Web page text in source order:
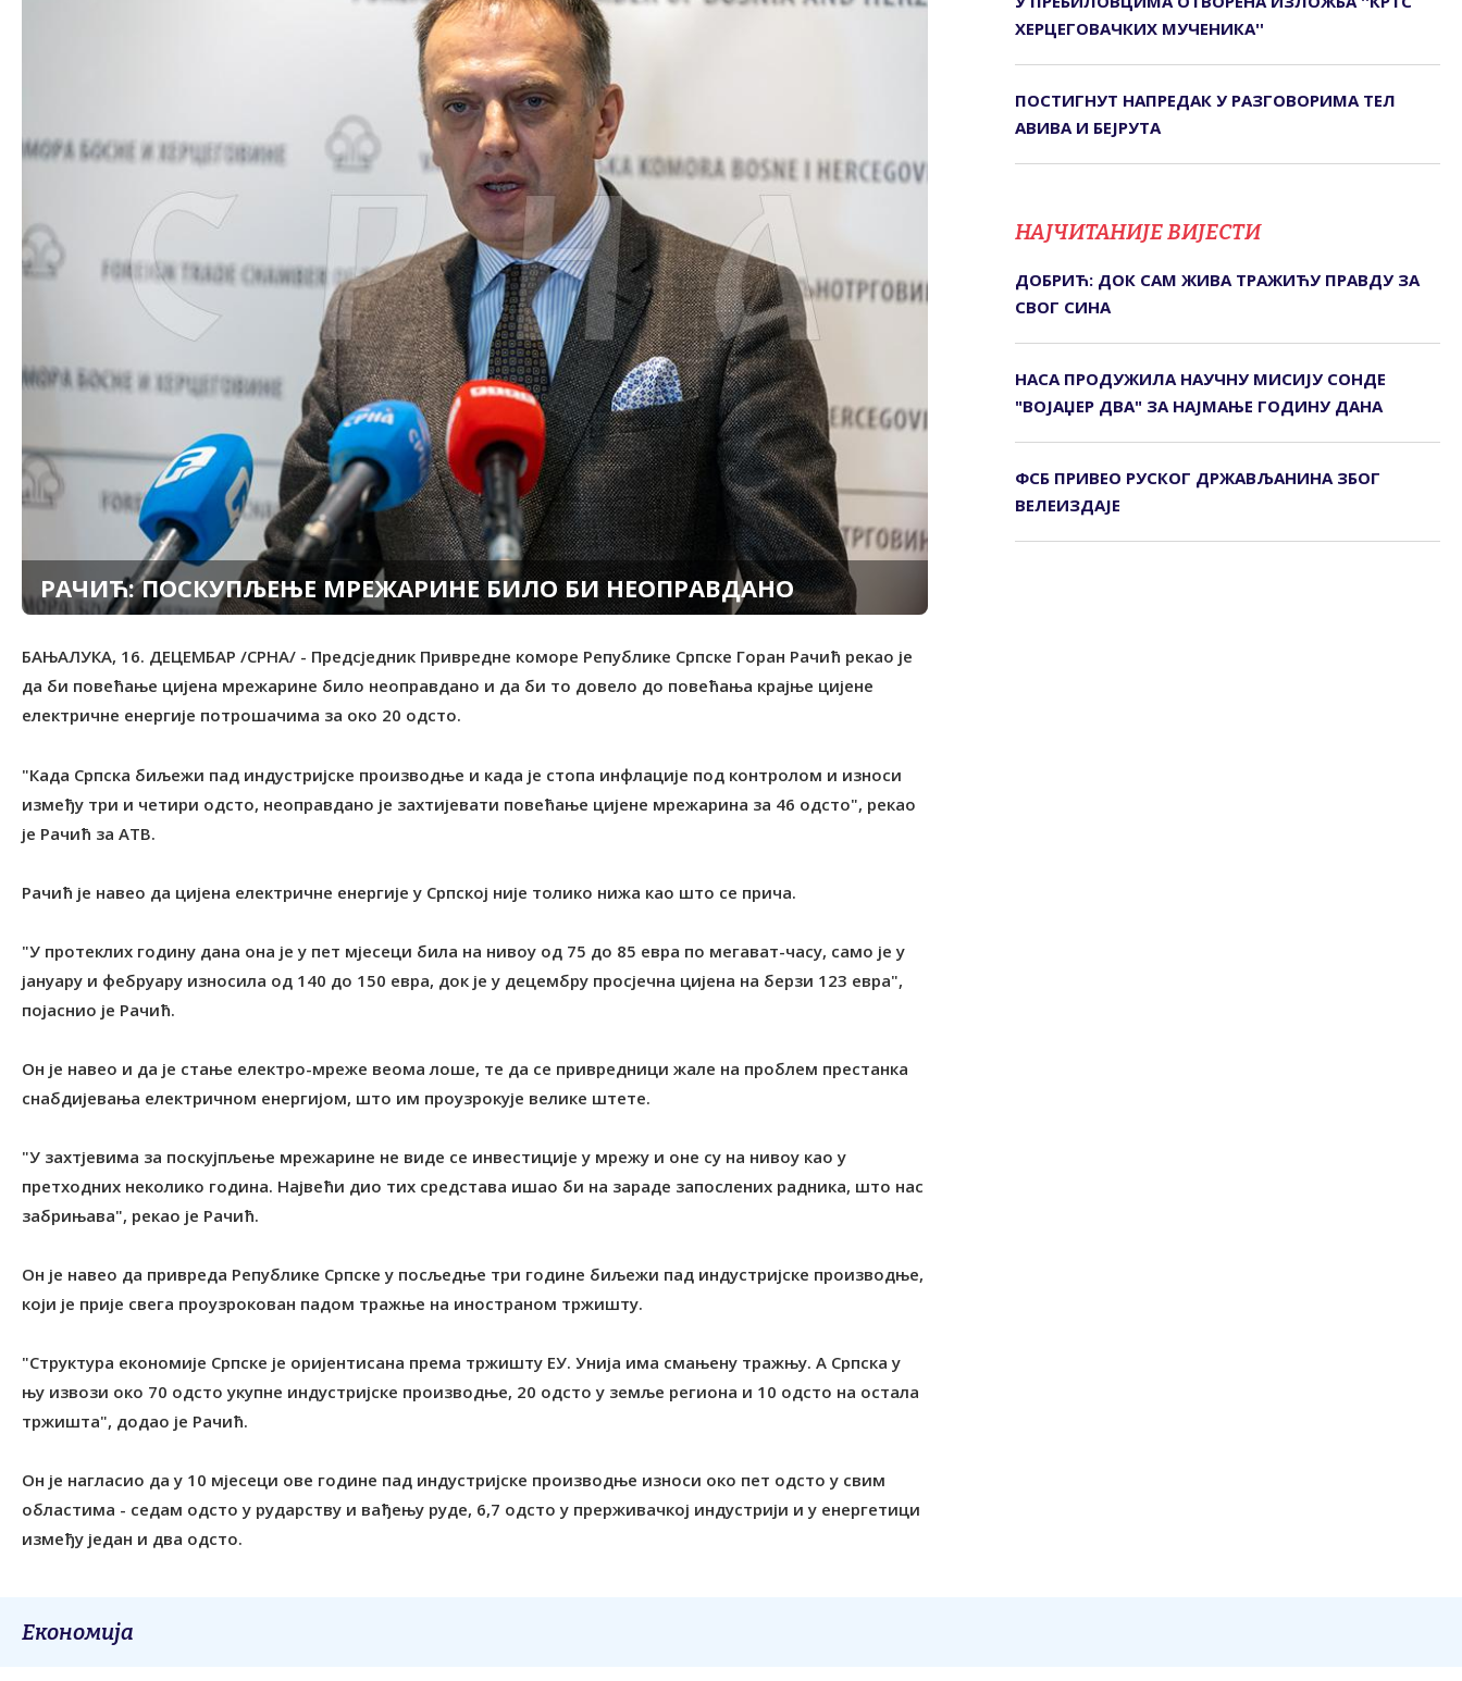
РАЧИЋ: ПОСКУПЉЕЊЕ МРЕЖАРИНЕ БИЛО БИ НЕОПРАВДАНО
БАЊАЛУКА, 16. ДЕЦЕМБАР /СРНА/ - Предсједник Привредне коморе Републике Српске Горан Рачић рекао је
да би повећање цијена мрежарине било неоправдано и да би то довело до повећања крајње цијене
електричне енергије потрошачима за око 20 одсто.
"Када Српска биљежи пад индустријске производње и када је стопа инфлације под контролом и износи
између три и четири одсто, неоправдано је захтијевати повећање цијене мрежарина за 46 одсто", рекао
је Рачић за АТВ.
Рачић је навео да цијена електричне енергије у Српској није толико нижа као што се прича.
"У протеклих годину дана она је у пет мјесеци била на нивоу од 75 до 85 евра по мегават-часу, само је у
јануару и фебруару износила од 140 до 150 евра, док је у децембру просјечна цијена на берзи 123 евра",
појаснио је Рачић.
Он је навео и да је стање електро-мреже веома лоше, те да се привредници жале на проблем престанка
снабдијевања електричном енергијом, што им проузрокује велике штете.
"У захтјевима за поскујпљење мрежарине не виде се инвестиције у мрежу и оне су на нивоу као у
претходних неколико година. Највећи дио тих средстава ишао би на зараде запослених радника, што нас
забрињава", рекао је Рачић.
Он је навео да привреда Републике Српске у посљедње три године биљежи пад индустријске производње,
који је прије свега проузрокован падом тражње на иностраном тржишту.
"Структура економије Српске је оријентисана према тржишту ЕУ. Унија има смањену тражњу. А Српска у
њу извози око 70 одсто укупне индустријске производње, 20 одсто у земље региона и 10 одсто на остала
тржишта", додао је Рачић.
Он је нагласио да у 10 мјесеци ове године пад индустријске производње износи око пет одсто у свим
областима - седам одсто у рударству и вађењу руде, 6,7 одсто у прерживачкој индустрији и у енергетици
између један и два одсто.
ХЕРЦЕГОВАЧКИХ МУЧЕНИКА''
ПОСТИГНУТ НАПРЕДАК У РАЗГОВОРИМА ТЕЛ
АВИВА И БЕЈРУТА
НАЈЧИТАНИЈЕ ВИЈЕСТИ
ДОБРИЋ: ДОК САМ ЖИВА ТРАЖИЋУ ПРАВДУ ЗА
СВОГ СИНА
НАСА ПРОДУЖИЛА НАУЧНУ МИСИЈУ СОНДЕ
"ВОЈАЏЕР ДВА" ЗА НАЈМАЊЕ ГОДИНУ ДАНА
ФСБ ПРИВЕО РУСКОГ ДРЖАВЉАНИНА ЗБОГ
ВЕЛЕИЗДАЈЕ
Економија